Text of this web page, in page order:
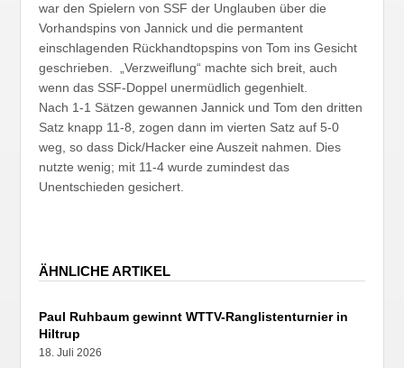
war den Spielern von SSF der Unglauben über die
Vorhandspins von Jannick und die permantent
einschlagenden Rückhandtopspins von Tom ins Gesicht
geschrieben. „Verzweiflung“ machte sich breit, auch
wenn das SSF-Doppel unermüdlich gegenhielt.
Nach 1-1 Sätzen gewannen Jannick und Tom den dritten
Satz knapp 11-8, zogen dann im vierten Satz auf 5-0
weg, so dass Dick/Hacker eine Auszeit nahmen. Dies
nutzte wenig; mit 11-4 wurde zumindest das
Unentschieden gesichert.
ÄHNLICHE ARTIKEL
Paul Ruhbaum gewinnt WTTV-Ranglistenturnier in
Hiltrup
18. Juli 2026